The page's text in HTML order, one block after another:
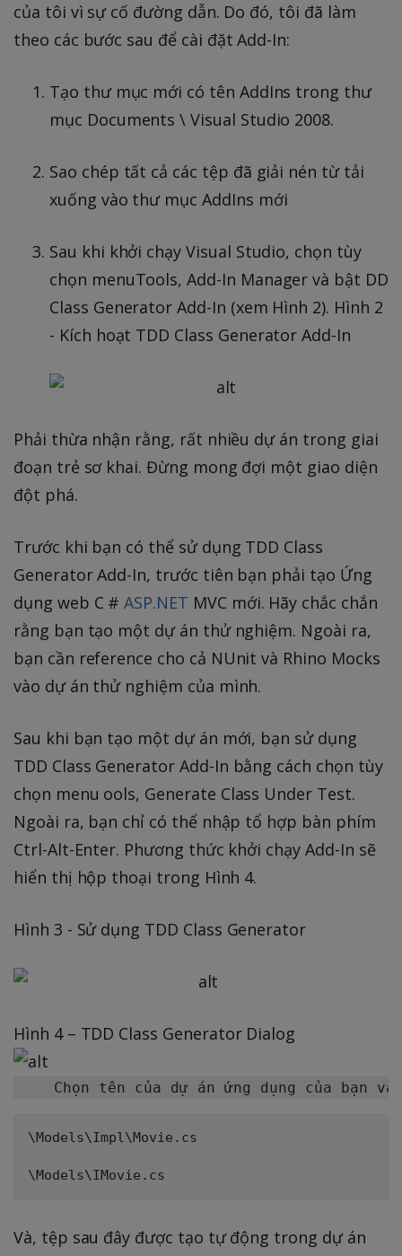
của tôi vì sự cố đường dẫn. Do đó, tôi đã làm
theo các bước sau để cài đặt Add-In:
Tạo thư mục mới có tên AddIns trong thư
mục Documents \ Visual Studio 2008.
Sao chép tất cả các tệp đã giải nén từ tải
xuống vào thư mục AddIns mới
Sau khi khởi chạy Visual Studio, chọn tùy
chọn menuTools, Add-In Manager và bật DD
Class Generator Add-In (xem Hình 2). Hình 2
- Kích hoạt TDD Class Generator Add-In
Phải thừa nhận rằng, rất nhiều dự án trong giai
đoạn trẻ sơ khai. Đừng mong đợi một giao diện
đột phá.
Trước khi bạn có thể sử dụng TDD Class
Generator Add-In, trước tiên bạn phải tạo Ứng
dụng web C #ASP.NET MVC mới. Hãy chắc chắn
rằng bạn tạo một dự án thử nghiệm. Ngoài ra,
bạn cần reference cho cả NUnit và Rhino Mocks
vào dự án thử nghiệm của mình.
Sau khi bạn tạo một dự án mới, bạn sử dụng
TDD Class Generator Add-In bằng cách chọn tùy
chọn menu ools, Generate Class Under Test.
Ngoài ra, bạn chỉ có thể nhập tổ hợp bàn phím
Ctrl-Alt-Enter. Phương thức khởi chạy Add-In sẽ
hiển thị hộp thoại trong Hình 4.
Hình 3 - Sử dụng TDD Class Generator
Hình 4 – TDD Class Generator Dialog
\Models\Impl\Movie.cs
Và, tệp sau đây được tạo tự động trong dự án